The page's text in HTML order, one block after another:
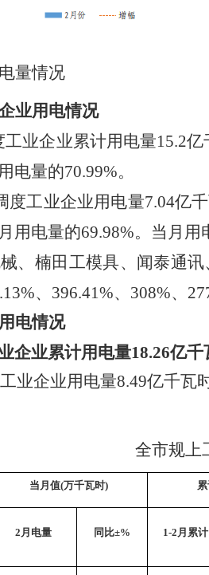
量情况
业用电情况
工业企业累计用电量15.2亿
电量的70.99%。
度工业企业用电量7.04亿
用电量的69.98%。当月用
、楠田工模具、闻泰通
、 396.41%、 308%、
电情况
企业累计用电量18.26亿千
工业企业用电量8.49亿千瓦
全市规上
当月值(万千瓦时)
2 月电量 同比±% 1-2 月累